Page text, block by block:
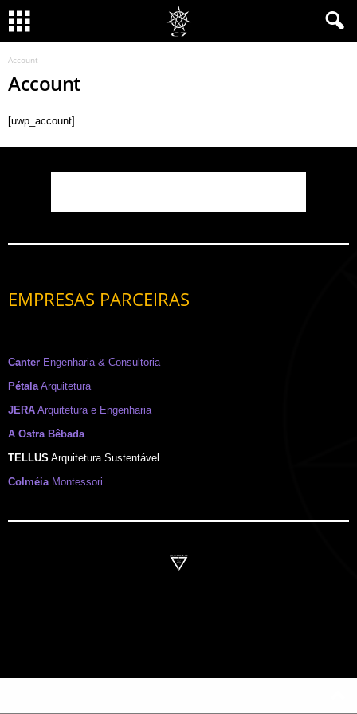
Account
Account
[uwp_account]
EMPRESAS PARCEIRAS
Canter Engenharia & Consultoria
PétalaArquitetura
JERA Arquitetura e Engenharia
A Ostra Bêbada
TELLUS Arquitetura Sustentável
Colméia Montessori